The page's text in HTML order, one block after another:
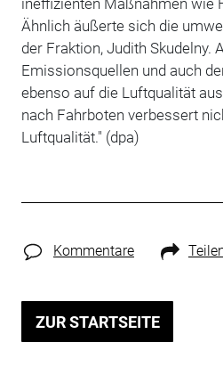
Ähnlich äußerte sich die
der Fraktion, Judith Skudelny.
Emissionsquellen und auch
ebenso auf die Luftqualität
nach Fahrboten verbessert
Luftqualität." (dpa)
Kommentare
ZUR STARTSEITE